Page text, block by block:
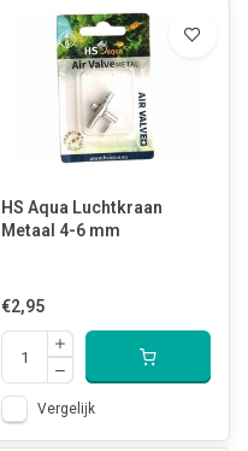
HS Aqua Luchtkraan
Metaal 4-6 mm
€2,95
Vergelijk